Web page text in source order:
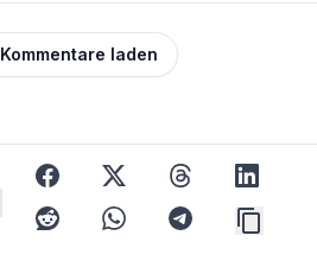
Kommentare laden
facebook
x threads linkedin
reddit whatsapptelegram